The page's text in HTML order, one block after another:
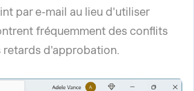
par e-mail au lieu d'utiliser
fréquemment des conflits
retards d'approbation.